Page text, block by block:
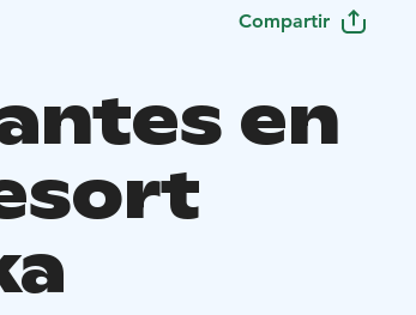
Compartir
en